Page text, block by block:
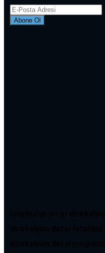
Abone Ol